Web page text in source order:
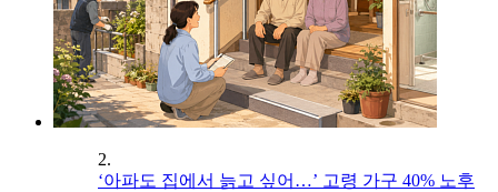
2.
‘아파도 집에서 늙고 싶어…’ 고령 가구 40% 노후